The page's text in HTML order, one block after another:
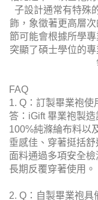
子設計通常有特殊
飾，象徵著更高層
節可能會根據所學
突顯了碩士學位的
FAQ
1. Q：訂製畢業袍使
答：iGift 畢業袍製
100%純滌綸布料以
垂感佳、穿著挺括
面料通過多項安全
長期反覆穿著使用。
2. Q：自製畢業袍具